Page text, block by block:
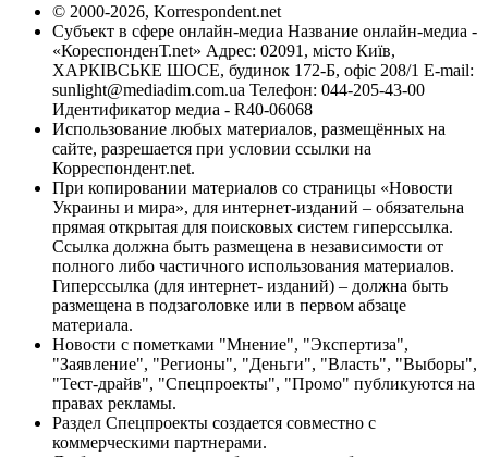
© 2000-2026, Korrespondent.net
Субъект в сфере онлайн-медиа Название онлайн-медиа -
«КореспонденТ.net» Адрес: 02091, місто Київ,
ХАРКІВСЬКЕ ШОСЕ, будинок 172-Б, офіс 208/1 E-mail:
sunlight@mediadim.com.ua Телефон: 044-205-43-00
Идентификатор медиа - R40-06068
Использование любых материалов, размещённых на
сайте, разрешается при условии ссылки на
Корреспондент.net.
При копировании материалов со страницы «Новости
Украины и мира», для интернет-изданий – обязательна
прямая открытая для поисковых систем гиперссылка.
Ссылка должна быть размещена в независимости от
полного либо частичного использования материалов.
Гиперссылка (для интернет- изданий) – должна быть
размещена в подзаголовке или в первом абзаце
материала.
Новости с пометками "Мнение", "Экспертиза",
"Заявление", "Регионы", "Деньги", "Власть", "Выборы",
"Тест-драйв", "Спецпроекты", "Промо" публикуются на
правах рекламы.
Раздел Спецпроекты создается совместно с
коммерческими партнерами.